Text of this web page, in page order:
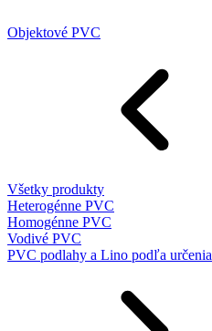
Objektové PVC
Všetky produkty
Heterogénne PVC
Homogénne PVC
Vodivé PVC
PVC podlahy a Lino podľa určenia